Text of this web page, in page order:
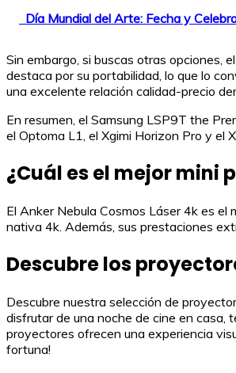
Día Mundial del Arte: Fecha y
Sin embargo, si buscas otras opciones,
destaca por su portabilidad, lo que lo
una excelente relación calidad-precio
En resumen, el Samsung LSP9T the
el Optoma L1, el Xgimi Horizon Pro y el
¿Cuál es el mejor mini
El Anker Nebula Cosmos Láser 4k es el
nativa 4k. Además, sus prestaciones
Descubre los
Descubre nuestra selección de
disfrutar de una noche de cine en casa,
proyectores ofrecen una experiencia
fortuna!